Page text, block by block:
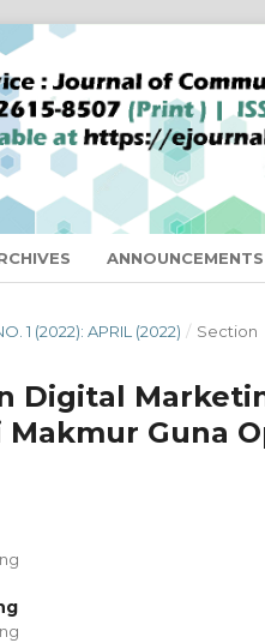
ANNOUNCEMENTS
1 (2022): APRIL (2022) / Section
Digital
Makmur Guna